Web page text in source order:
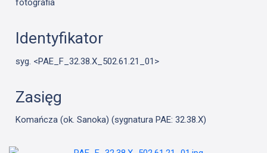
fotografia
Identyfikator
syg. <PAE_F_32.38.X_502.61.21_01>
Zasięg
Komańcza (ok. Sanoka) (sygnatura PAE: 32.38.X)